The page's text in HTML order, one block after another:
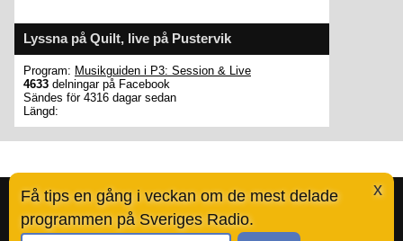
x
Få tips en gång i veckan om de mest delade
programmen på Sveriges Radio.
Lyssna på Quilt, live på Pustervik
Program: Musikguiden i P3: Session & Live
4633 delningar på Facebook
Sändes för 4316 dagar sedan
Längd:
bestofradio.se är en tjänst skapad av Ted Valentin.Läs mer här